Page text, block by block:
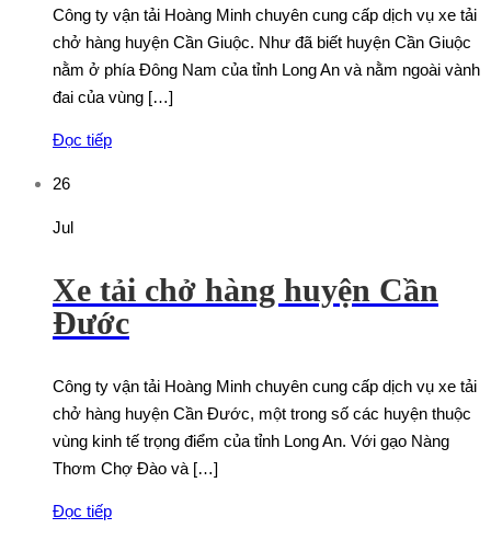
Công ty vận tải Hoàng Minh chuyên cung cấp dịch vụ xe tải
chở hàng huyện Cần Giuộc. Như đã biết huyện Cần Giuộc
nằm ở phía Đông Nam của tỉnh Long An và nằm ngoài vành
đai của vùng […]
Đọc tiếp
26
Jul
Xe tải chở hàng huyện Cần
Đước
Công ty vận tải Hoàng Minh chuyên cung cấp dịch vụ xe tải
chở hàng huyện Cần Đước, một trong số các huyện thuộc
vùng kinh tế trọng điểm của tỉnh Long An. Với gạo Nàng
Thơm Chợ Đào và […]
Đọc tiếp